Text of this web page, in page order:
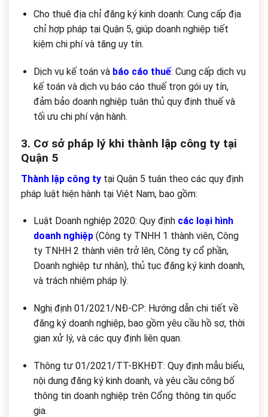
Cho thuê địa chỉ đăng ký kinh doanh: Cung cấp địa
chỉ hợp pháp tại Quận 5, giúp doanh nghiệp tiết
kiệm chi phí và tăng uy tín.
Dịch vụ kế toán và báo cáo thuế: Cung cấp dịch vụ
kế toán và dịch vụ báo cáo thuế trọn gói uy tín,
đảm bảo doanh nghiệp tuân thủ quy định thuế và
tối ưu chi phí vận hành.
3. Cơ sở pháp lý khi thành lập công ty tại
Quận 5
Thành lập công ty tại Quận 5 tuân theo các quy định
pháp luật hiện hành tại Việt Nam, bao gồm:
Luật Doanh nghiệp 2020: Quy định các loại hình
doanh nghiệp(Công ty TNHH 1 thành viên, Công
ty TNHH 2 thành viên trở lên, Công ty cổ phần,
Doanh nghiệp tư nhân), thủ tục đăng ký kinh doanh,
và trách nhiệm pháp lý.
Nghị định 01/2021/NĐ-CP: Hướng dẫn chi tiết về
đăng ký doanh nghiệp, bao gồm yêu cầu hồ sơ, thời
gian xử lý, và các quy định liên quan.
Thông tư 01/2021/TT-BKHĐT: Quy định mẫu biểu,
nội dung đăng ký kinh doanh, và yêu cầu công bố
thông tin doanh nghiệp trên Cổng thông tin quốc
gia.